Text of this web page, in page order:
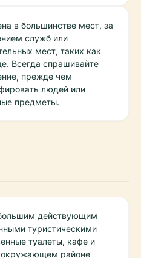
в большинстве мест, за
служб или
мест, таких как
Всегда спрашивайте
прежде чем
людей или
предметы.
действующим
туристическими
туалеты, кафе и
окружающем районе